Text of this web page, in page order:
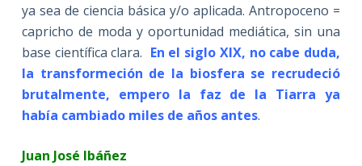
ya sea de ciencia básica y/o aplicada. Antropoceno =
capricho de moda y oportunidad mediática, sin una
base científica clara. En el siglo XIX, no cabe duda,
la transformeción de la biosfera se recrudeció
brutalmente, empero la faz de la Tiarra ya
había cambiado miles de años antes.
Juan José Ibáñez